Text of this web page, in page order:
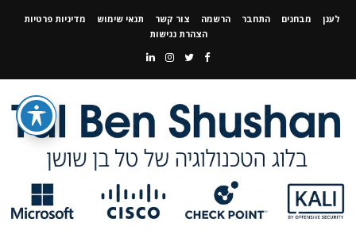
לענן מבחנים התחבר הרשמה צור קשר תנאי שימוש
מדיניות פרטיות
הצהרת נגישות